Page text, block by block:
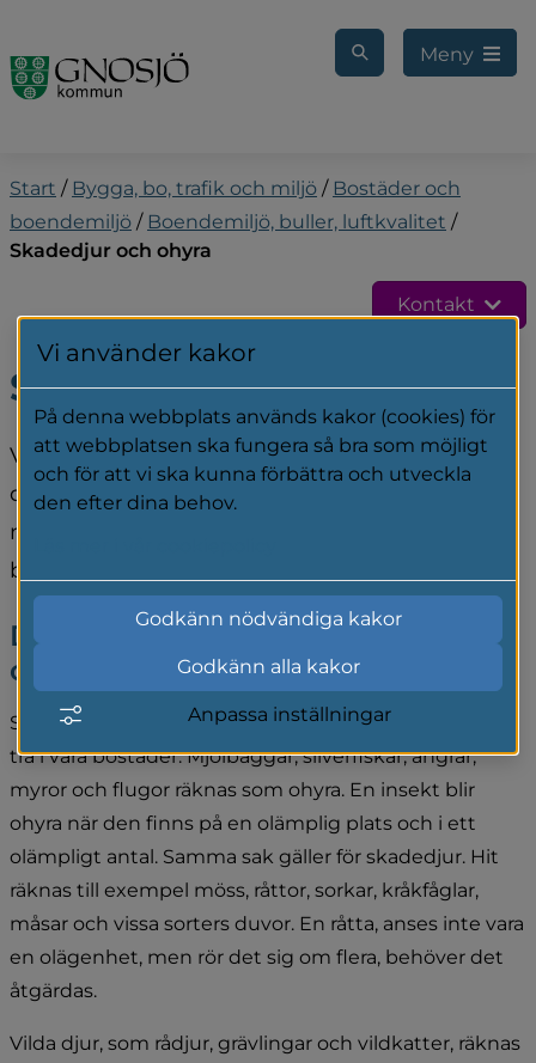
Meny
Start / Bygga, bo, trafik och miljö / Bostäder och
boendemiljö / Boendemiljö, buller, luftkvalitet /
Skadedjur och ohyra
Kontakt
Skadedjur och ohyra
Vad, som räknas som skadedjur, beror på var
de finns och om de påverkar din hälsa eller
miljön. Det är fastighetsägarens ansvar att få
bort dem.
Detta räknas som skadedjur eller
ohyra
Skadedjur och ohyra ta sig in i livsmedel, textilier eller
trä i våra bostäder. Mjölbaggar, silverfiskar, ängrar,
myror och flugor räknas som ohyra. En insekt blir
ohyra när den finns på en olämplig plats och i ett
olämpligt antal. Samma sak gäller för skadedjur. Hit
räknas till exempel möss, råttor, sorkar, kråkfåglar,
måsar och vissa sorters duvor. En råtta, anses inte vara
en olägenhet, men rör det sig om flera, behöver det
åtgärdas.
Vilda djur, som rådjur, grävlingar och vildkatter, räknas
Vi använder kakor
På denna webbplats används kakor (cookies) för
att webbplatsen ska fungera så bra som möjligt
och för att vi ska kunna förbättra och utveckla
den efter dina behov.
Godkänn nödvändiga kakor
Godkänn alla kakor
Anpassa inställningar